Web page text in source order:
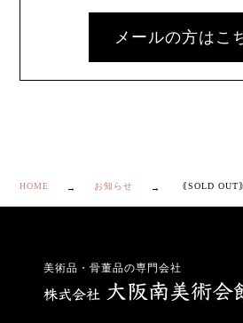
メールの方はこ
HOME お知らせ
美術品・骨董品の専門会社